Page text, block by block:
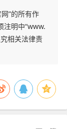
”的所有作
注明中“www.
相关法律责